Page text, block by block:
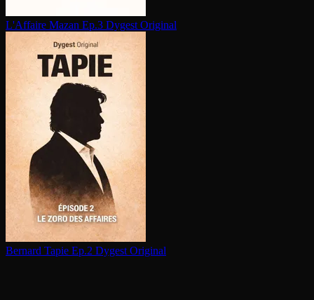
L'Affaire Mazan Ep.3 Dygest Original
Bernard Tapie Ep.2 Dygest Original